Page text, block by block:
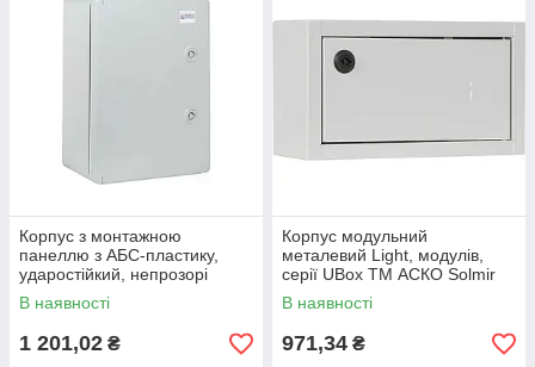
Корпус з монтажною
панеллю з АБС-пластику,
ударостійкий, непрозорі
дверцята, 25*35*15, ІР65,
серіїUBox ТМ АСКО
В наявності
1 201,02 ₴
Корпус модульний
металевий Light, модулів,
серії UBox ТМ АСКО Solmir
В наявності
971,34 ₴